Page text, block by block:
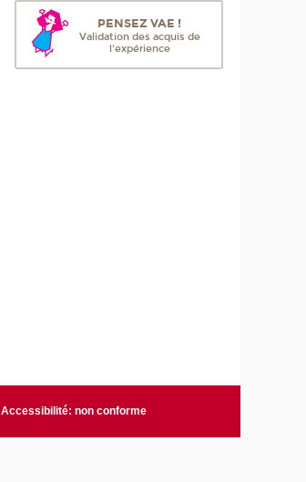
PENSEZ VAE !
Validation des acquis de
l'expérience
Accessibilité: non conforme